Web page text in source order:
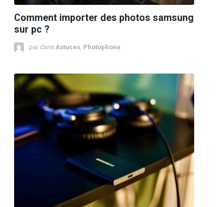
Comment importer des photos samsung
sur pc ?
par dans Astuces Photophone